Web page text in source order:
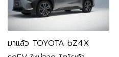
มาแล้ว TOYOTA bZ4X